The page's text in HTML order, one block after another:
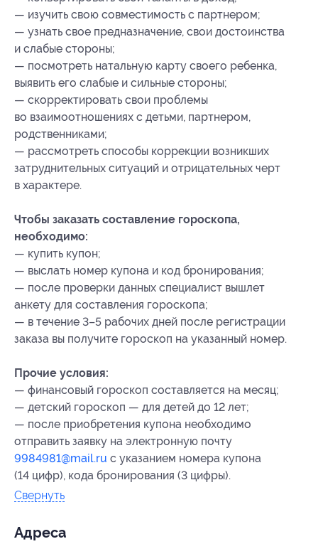
— изучить свою совместимость с партнером;
— узнать свое предназначение, свои достоинства
и слабые стороны;
— посмотреть натальную карту своего ребенка,
выявить его слабые и сильные стороны;
— скорректировать свои проблемы
во взаимоотношениях с детьми, партнером,
родственниками;
— рассмотреть способы коррекции возникших
затруднительных ситуаций и отрицательных черт
в характере.
Чтобы заказать составление гороскопа,
необходимо:
— купить купон;
— выслать номер купона и код бронирования;
— после проверки данных специалист вышлет
анкету для составления гороскопа;
— в течение 3–5 рабочих дней после регистрации
заказа вы получите гороскоп на указанный номер.
Прочие условия:
— финансовый гороскоп составляется на месяц;
— детский гороскоп — для детей до 12 лет;
— после приобретения купона необходимо
отправить заявку на электронную почту
9984981@mail.ru с указанием номера купона
(14 цифр), кода бронирования (3 цифры).
Свернуть
Адресa